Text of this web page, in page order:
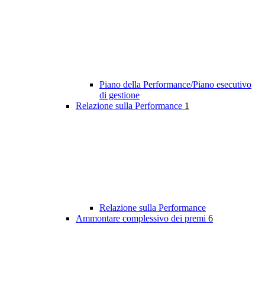
Piano della Performance/Piano esecutivo
di gestione
Relazione sulla Performance 1
Relazione sulla Performance
Ammontare complessivo dei premi 6